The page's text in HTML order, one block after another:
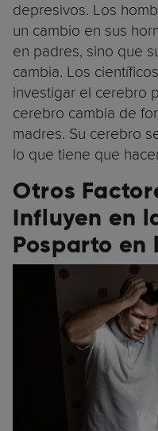
depresivos. Los
un cambio en sus
en padres, sino que
cambia. Los
investigar el cerebro
cerebro cambia de
madres. Su cerebro
lo que tiene que
Otros
Influyen en
Posparto